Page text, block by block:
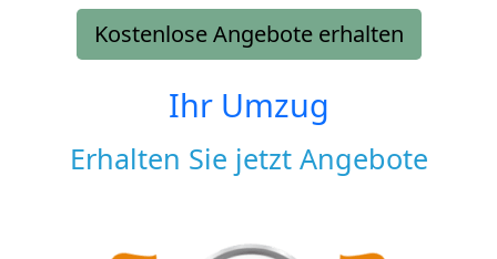
Kostenlose Angebote erhalten
Ihr Umzug
Erhalten Sie jetzt Angebote